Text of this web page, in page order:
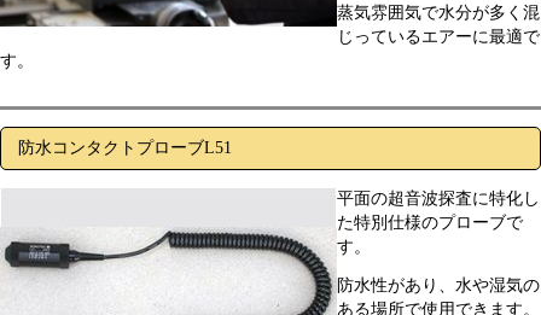
蒸気雰囲気で水分が多く混
じっているエアーに最適で
す。
防水コンタクトプローブL51
平面の超音波探査に特化し
た特別仕様のプローブで
す。
防水性があり、水や湿気の
ある場所で使用できます。